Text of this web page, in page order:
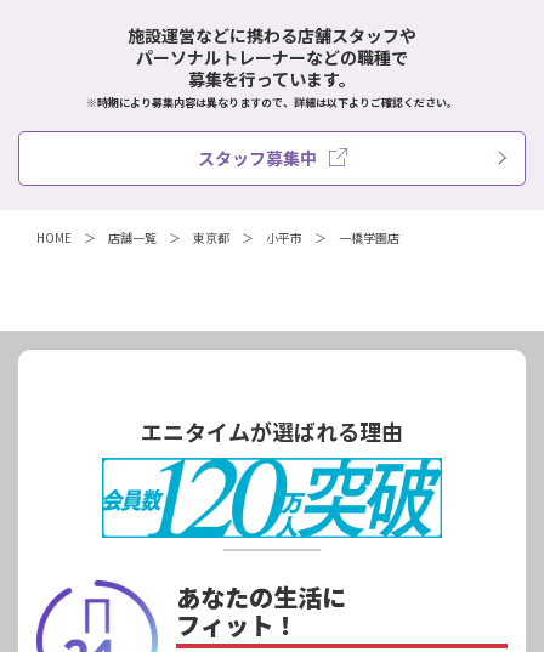
施設運営などに携わる店舗スタッフや
パーソナルトレーナーなどの職種で
募集を行っています。
※時期により募集内容は異なりますので、詳細は以下よりご確認ください。
スタッフ募集中
HOME 店舗一覧 東京都 小平市 一橋学園店
エニタイムが選ばれる理由
あなたの生活に
フィット！